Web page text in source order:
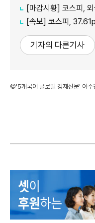
[마감시황] 코스피, 외국
[속보] 코스피,
기자의 다른기사
©'5개국어 글로벌 경제신문' 아주